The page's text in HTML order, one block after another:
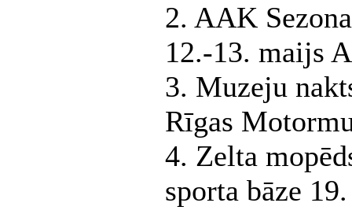
2. AAK
12.-13. maijs
3. Muzeju
Rīgas
4. Zelta
sporta bāze